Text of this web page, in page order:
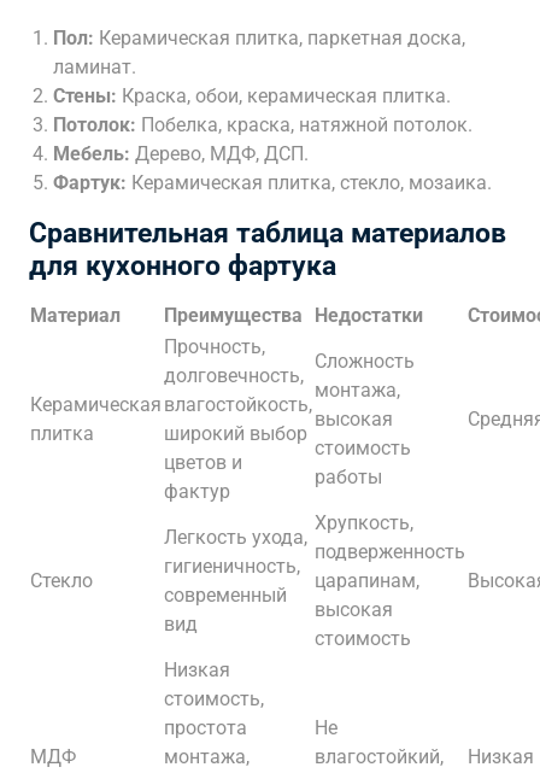
Пол: Керамическая плитка, паркетная доска,
ламинат.
Стены: Краска, обои, керамическая плитка.
Потолок: Побелка, краска, натяжной потолок.
Мебель: Дерево, МДФ, ДСП.
Фартук: Керамическая плитка, стекло, мозаика.
Сравнительная таблица материалов
для кухонного фартука
Материал Преимущества Недостатки
Керамическая
плитка
Прочность,
долговечность,
влагостойкость,
широкий выбор
цветов и
фактур
Сложность
монтажа,
высокая
стоимость
работы
Стекло
Легкость ухода,
гигиеничность,
современный
вид
Хрупкость,
подверженность
царапинам,
высокая
стоимость
МДФ
Низкая
стоимость,
простота
монтажа,
Не
влагостойкий,
Низкая